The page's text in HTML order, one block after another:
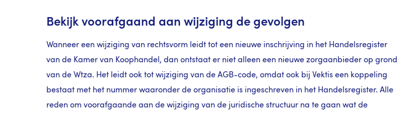
Bekijk voorafgaand aan wijziging de gevolgen
Wanneer een wijziging van rechtsvorm leidt tot een nieuwe inschrijving in het Handelsregister
van de Kamer van Koophandel, dan ontstaat er niet alleen een nieuwe zorgaanbieder op grond
van de Wtza. Het leidt ook tot wijziging van de AGB-code, omdat ook bij Vektis een koppeling
bestaat met het nummer waaronder de organisatie is ingeschreven in het Handelsregister. Alle
reden om voorafgaande aan de wijziging van de juridische structuur na te gaan wat de